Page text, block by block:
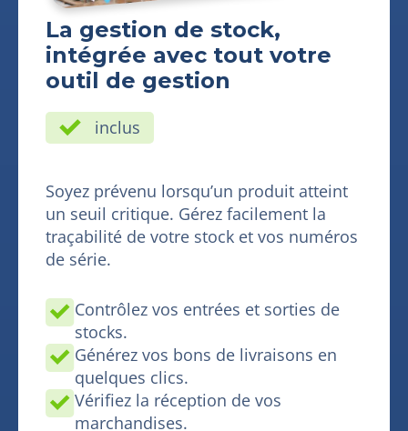
La gestion de stock,
intégrée avec tout votre
outil de gestion
inclus
Soyez prévenu lorsqu’un produit atteint
un seuil critique. Gérez facilement la
traçabilité de votre stock et vos numéros
de série.
Contrôlez vos entrées et sorties de
stocks.
Générez vos bons de livraisons en
quelques clics.
Vérifiez la réception de vos
marchandises.